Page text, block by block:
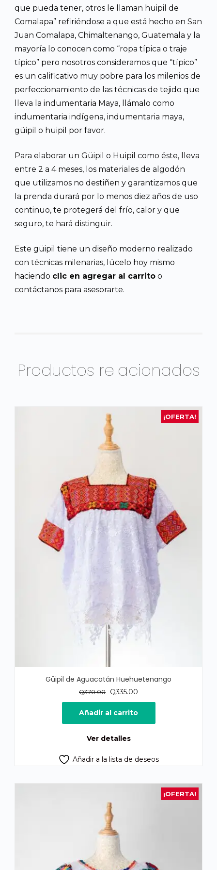
que pueda tener, otros le llaman huipil de
Comalapa” refiriéndose a que está hecho en San
Juan Comalapa, Chimaltenango, Guatemala y la
mayoría lo conocen como “ropa típica o traje
típico” pero nosotros consideramos que “típico”
es un calificativo muy pobre para los milenios de
perfeccionamiento de las técnicas de tejido que
lleva la indumentaria Maya, llámalo como
indumentaria indígena, indumentaria maya,
güipil o huipil por favor.
Para elaborar un Güipil o Huipil como éste, lleva
entre 2 a 4 meses, los materiales de algodón
que utilizamos no destiñen y garantizamos que
la prenda durará por lo menos diez años de uso
continuo, te protegerá del frío, calor y que
seguro, te hará distinguir.
Este güipil tiene un diseño moderno realizado
con técnicas milenarias, lúcelo hoy mismo
haciendo clic en agregar al carrito o
contáctanos para asesorarte.
Productos relacionados
¡OFERTA!
Güipil de Aguacatán Huehuetenango
Q370.00
El
precio
original
era:
Q335.00
precio
actual
es:
Añadir al carrito
Ver detalles
Añadir a la lista de deseos
¡OFERTA!